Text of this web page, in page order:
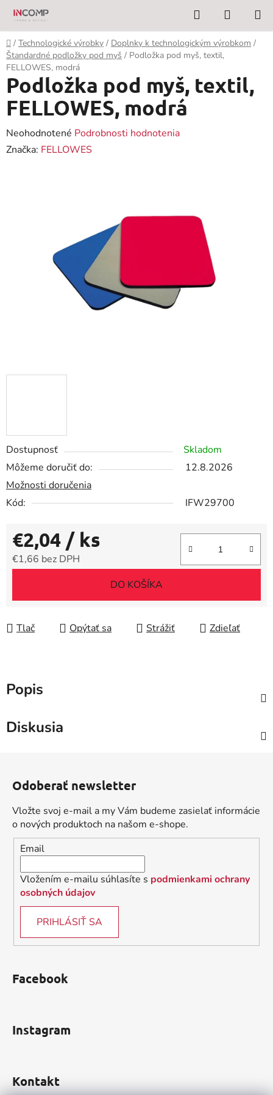
Prejsť
obsah
Hľadať
KOŠÍK
Domov
/ Technologické výrobky / Doplnky k technologickým výrobkom /
Štandardné podložky pod myš / Podložka pod myš, textil,
FELLOWES, modrá
Dostupnosť
Skladom
Môžeme doručiť do:
12.8.2026
Možnosti doručenia
Kód:
IFW29700
€2,04 / ks
€1,66 bez DPH
DO KOŠÍKA
Tlač Opýtať sa Strážiť Zdieľať
Podložka pod myš, textil,
FELLOWES, modrá
Priemerné
hodnotenie
Neohodnotené Podrobnosti hodnotenia
Značka: FELLOWES
Popis
Diskusia
Odoberať newsletter
Vložte svoj e-mail a my Vám budeme zasielať informácie
o nových produktoch na našom e-shope.
Email
Vložením e-mailu súhlasíte s podmienkami ochrany
osobných údajov
PRIHLÁSIŤ SA
Facebook
Instagram
Kontakt